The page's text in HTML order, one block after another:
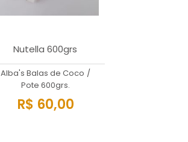
Nutella 600grs
Alba's Balas de Coco /
Pote 600grs.
R$ 60,00